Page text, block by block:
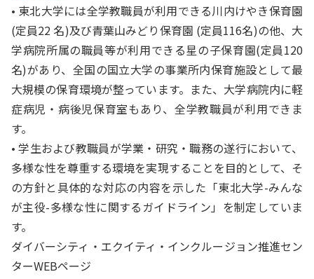
• 東北大学には全学教職員が利用できる川内けやき保育園
(定員22 名)及び青葉山みどり保育園 (定員116名)の他、大
学病院所属の職員等が利用できる星の子保育園(定員120
名)があり、全国の国立大学の事業所内保育施設として最
大規模の保育環境が整っています。また、大学病院内に軽
症病児・病後児保育室もあり、全学教職員が利用できま
す。
• 学生および教職員が学業・研究・職務の遂行において、
多様な性を尊重する環境を実現することを目的として、そ
の方針と具体的な対応の内容を示した「東北大学-みんな
が主役-多様な性に関するガイドライン」を制定していま
す。
ダイバーシティ・エクイティ・インクルージョン推進セン
ターWEBページ